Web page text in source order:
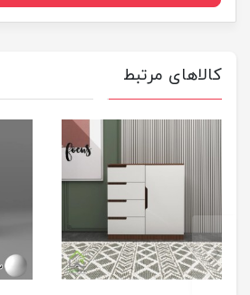
کالاهای مرتبط
previus